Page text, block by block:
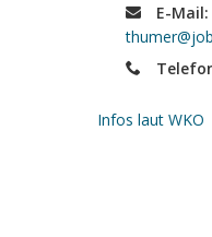
E-Mail:
Infos laut WKO